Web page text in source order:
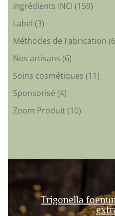
Ingrédients INCI (159)
Label (3)
Méthodes de Fabrication
Nos artisans (6)
Soins cosmétiques (11)
Sponsorisé (4)
Zoom Produit(10)
Trigonella